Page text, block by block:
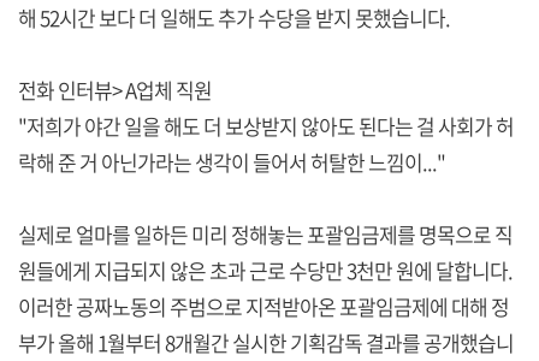
해 52시간 보다 더 일해도 추가 수당을 받지 못했습니다.
전화 인터뷰> A업체 직원
"저희가 야간 일을 해도 더 보상받지 않아도 된다는 걸 사회가 허
락해 준 거 아닌가라는 생각이 들어서 허탈한 느낌이..."
실제로 얼마를 일하든 미리 정해놓는 포괄임금제를 명목으로 직
원들에게 지급되지 않은 초과 근로 수당만 3천만 원에 달합니다.
이러한 공짜노동의 주범으로 지적받아온 포괄임금제에 대해 정
부가 올해 1월부터 8개월간 실시한 기획감독 결과를 공개했습니